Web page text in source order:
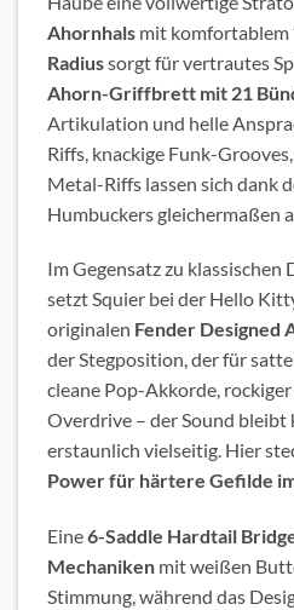
Ahornhals mit komfortablem
Radiussorgt für vertrautes
Ahorn-Griffbrett mit 21
Artikulation und helle
Riffs, knackige Funk-
Metal-Riffs lassen sich dank
Humbuckers gleichermaßen
Im Gegensatz zu
setzt Squier bei der Hello
originalen Fender Designed
der Stegposition, der für
cleane Pop-Akkorde,
Overdrive – der Sound bleibt
erstaunlich vielseitig. Hier
Power für härtere Gefilde
Eine6-Saddle Hardtail
Mechaniken mit weißen
Stimmung, während das